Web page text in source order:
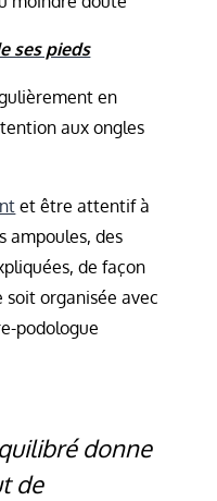
ses pieds
en
aux ongles
et être attentif à
ampoules, des
de façon
soit organisée avec
podologue
donne
de